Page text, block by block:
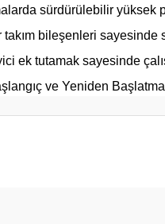
sürdürülebilir yüksek
bileşenleri sayesinde
ek tutamak sayesinde
ve Yeniden